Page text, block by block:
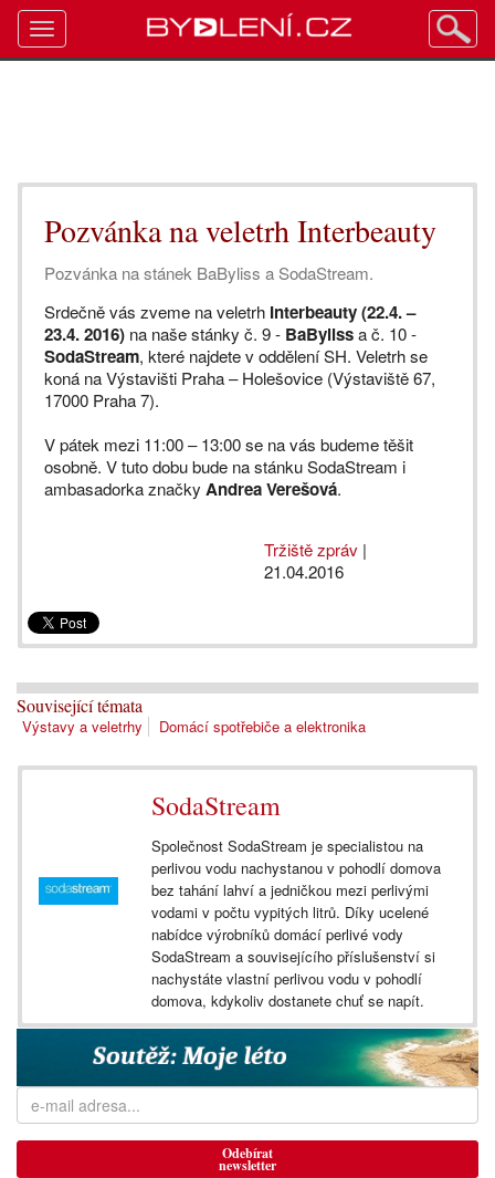
Pozvánka na veletrh Interbeauty
Pozvánka na stánek BaByliss a SodaStream.
Srdečně vás zveme na veletrh Interbeauty (22.4. –
23.4. 2016) na naše stánky č. 9 - BaBylissa č. 10 -
SodaStream, které najdete v oddělení SH. Veletrh se
koná na Výstavišti Praha – Holešovice (Výstaviště 67,
17000 Praha 7).
V pátek mezi 11:00 – 13:00 se na vás budeme těšit
osobně. V tuto dobu bude na stánku SodaStream i
ambasadorka značky Andrea Verešová.
Tržiště zpráv |
21.04.2016
Související témata
Výstavy a veletrhy Domácí spotřebiče a elektronika
SodaStream
Společnost SodaStream je specialistou na
perlivou vodu nachystanou v pohodlí domova
bez tahání lahví a jedničkou mezi perlivými
vodami v počtu vypitých litrů. Díky ucelené
nabídce výrobníků domácí perlivé vody
SodaStream a souvisejícího příslušenství si
nachystáte vlastní perlivou vodu v pohodlí
domova, kdykoliv dostanete chuť se napít.
Odebírat
newsletter
Toggle
navigation